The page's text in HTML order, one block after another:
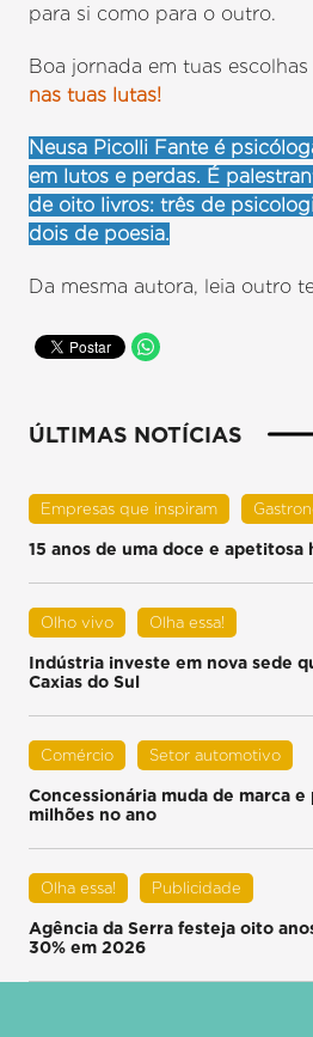
para si como para o outro.
Boa jornada em tuas
nas tuas lutas!
Neusa Picolli Fante é
em lutos e perdas. É
de oito livros: três de
dois de poesia.
Da mesma autora, leia outro
ÚLTIMAS NOTÍCIAS
Empresas que inspiram
15 anos de uma doce e apetitosa
Olho vivo Olha essa!
Indústria investe em nova sede
Caxias do Sul
Comércio Setor automotivo
Concessionária muda de marca
milhões no ano
Olha essa! Publicidade
Agência da Serra festeja oito
30% em 2026